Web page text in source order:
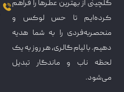
گلچینی از بهترین عطرها را فراهم
کرده‌ایم تا حس لوکس و
منحصربه‌فردی را به شما هدیه
دهیم. با لیام گالری، هر روز به یک
لحظه ناب و ماندگار تبدیل
می‌شود.